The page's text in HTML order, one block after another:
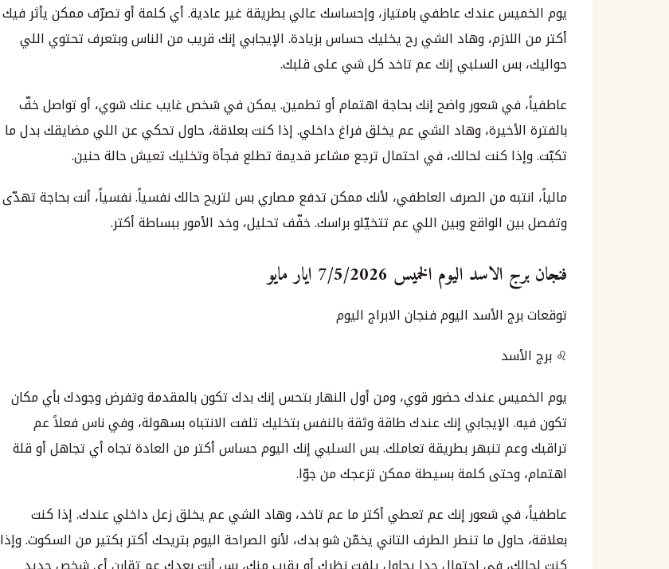
يوم الخميس عندك عاطفي بامتياز، وإحساسك عالي بطريقة غير عادية. أي كلمة أو تصرّف ممكن يأثر فيك
أكتر من اللازم، وهاد الشي رح يخليك حساس بزيادة. الإيجابي إنك قريب من الناس وبتعرف تحتوي اللي
حواليك، بس السلبي إنك عم تاخد كل شي على قلبك.
عاطفياً، في شعور واضح إنك بحاجة اهتمام أو تطمين. يمكن في شخص غايب عنك شوي، أو تواصل خفّ
بالفترة الأخيرة، وهاد الشي عم يخلق فراغ داخلي. إذا كنت بعلاقة، حاول تحكي عن اللي مضايقك بدل ما
تكبّت. وإذا كنت لحالك، في احتمال ترجع مشاعر قديمة تطلع فجأة وتخليك تعيش حالة حنين.
مالياً، انتبه من الصرف العاطفي، لأنك ممكن تدفع مصاري بس لتريح حالك نفسياً. نفسياً، أنت بحاجة تهدّى
وتفصل بين الواقع وبين اللي عم تتخيّلو براسك. خفّف تحليل، وخد الأمور ببساطة أكتر.
فنجان برج الاسد اليوم الخميس 7/5/2026 ايار مايو
توقعات برج الأسد اليوم فنجان الابراج اليوم
♌ برج الأسد
يوم الخميس عندك حضور قوي، ومن أول النهار بتحس إنك بدك تكون بالمقدمة وتفرض وجودك بأي مكان
تكون فيه. الإيجابي إنك عندك طاقة وثقة بالنفس بتخليك تلفت الانتباه بسهولة، وفي ناس فعلاً عم
تراقبك وعم تنبهر بطريقة تعاملك. بس السلبي إنك اليوم حساس أكتر من العادة تجاه أي تجاهل أو قلة
اهتمام، وحتى كلمة بسيطة ممكن تزعجك من جوّا.
عاطفياً، في شعور إنك عم تعطي أكتر ما عم تاخد، وهاد الشي عم يخلق زعل داخلي عندك. إذا كنت
بعلاقة، حاول ما تنطر الطرف التاني يخمّن شو بدك، لأنو الصراحة اليوم بتريحك أكتر بكتير من السكوت. وإذا